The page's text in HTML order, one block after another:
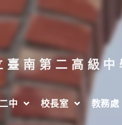
臺南第二高級中
中 校長室 教務處